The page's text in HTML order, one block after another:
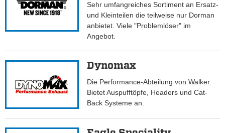
Sehr umfangreiches Sortiment an Ersatz-
und Kleinteilen die teilweise nur Dorman
anbietet. Viele "Problemlöser" im
Angebot.
Dynomax
Die Performance-Abteilung von Walker.
Bietet Auspufftöpfe, Headers und Cat-
Back Systeme an.